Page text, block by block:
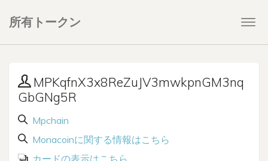
所有トークン
MPKqfnX3x8ReZuJV3mwkpnGM3nq
GbGNg5R
Mpchain
Monacoinに関する情報はこちら
カードの表示はこちら